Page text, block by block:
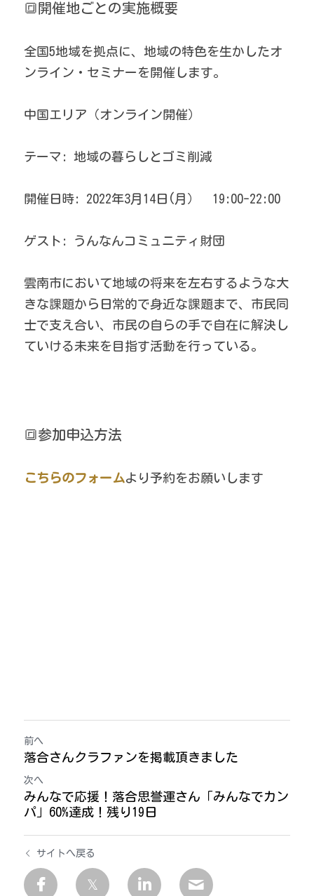
🔳開催地ごとの実施概要
全国5地域を拠点に、地域の特色を生かしたオ
ンライン・セミナーを開催します。
中国エリア（オンライン開催）
テーマ: 地域の暮らしとゴミ削減
開催日時: 2022年3月14日(月）　19:00-22:00
ゲスト: うんなんコミュニティ財団
雲南市において地域の将来を左右するような大
きな課題から日常的で身近な課題まで、市民同
士で支え合い、市民の自らの手で自在に解決し
ていける未来を目指す活動を行っている。
🔳参加申込方法
こちらのフォームより予約をお願いします
前へ
落合さんクラファンを掲載頂きました
次へ
みんなで応援！落合思誉運さん「みんなでカン
パ」60%達成！残り19日
サイトへ戻る